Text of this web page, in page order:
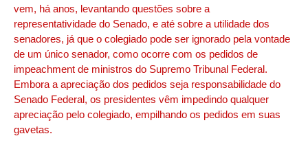
vem, há anos, levantando questões sobre a
representatividade do Senado, e até sobre a utilidade dos
senadores, já que o colegiado pode ser ignorado pela vontade
de um único senador, como ocorre com os pedidos de
impeachment de ministros do Supremo Tribunal Federal.
Embora a apreciação dos pedidos seja responsabilidade do
Senado Federal, os presidentes vêm impedindo qualquer
apreciação pelo colegiado, empilhando os pedidos em suas
gavetas.